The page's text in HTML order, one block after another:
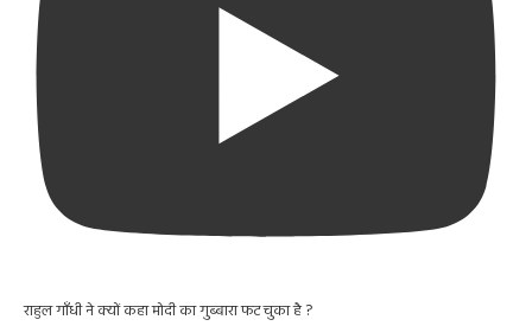
राहुल गाँधी ने क्यों कहा मोदी का गुब्बारा फट चुका है ?